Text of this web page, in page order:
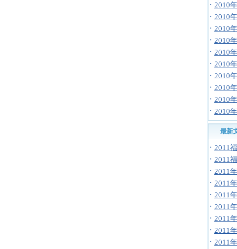
· 2010
· 2010
· 2010
· 2010
· 2010
· 2010
· 2010
· 2010
· 2010
· 2010
最新
· 2011
· 2011
· 2011
· 2011
· 2011
· 2011
· 2011
· 2011
· 2011